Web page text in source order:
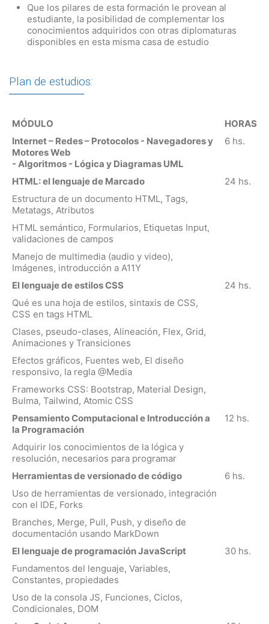
Que los pilares de esta formación le provean al
estudiante, la posibilidad de complementar los
conocimientos adquiridos con otras diplomaturas
disponibles en esta misma casa de estudio
Plan de estudios:
MÓDULO
HORAS
Internet – Redes – Protocolos - Navegadores y
Motores Web
- Algoritmos - Lógica y Diagramas UML
6 hs.
HTML: el lenguaje de Marcado
24 hs.
Estructura de un documento HTML, Tags,
Metatags, Atributos
HTML semántico, Formularios, Etiquetas Input,
validaciones de campos
Manejo de multimedia (audio y video),
Imágenes, introducción a A11Y
El lenguaje de estilos CSS
24 hs.
Qué es una hoja de estilos, sintaxis de CSS,
CSS en tags HTML
Clases, pseudo-clases, Alineación, Flex, Grid,
Animaciones y Transiciones
Efectos gráficos, Fuentes web, El diseño
responsivo, la regla @Media
Frameworks CSS: Bootstrap, Material Design,
Bulma, Tailwind, Atomic CSS
Pensamiento Computacional e Introducción a
la Programación
12 hs.
Adquirir los conocimientos de la lógica y
resolución, necesarios para programar
Herramientas de versionado de código
6 hs.
Uso de herramientas de versionado, integración
con el IDE, Forks
Branches, Merge, Pull, Push, y diseño de
documentación usando MarkDown
El lenguaje de programación JavaScript
30 hs.
Fundamentos del lenguaje, Variables,
Constantes, propiedades
Uso de la consola JS, Funciones, Ciclos,
Condicionales, DOM